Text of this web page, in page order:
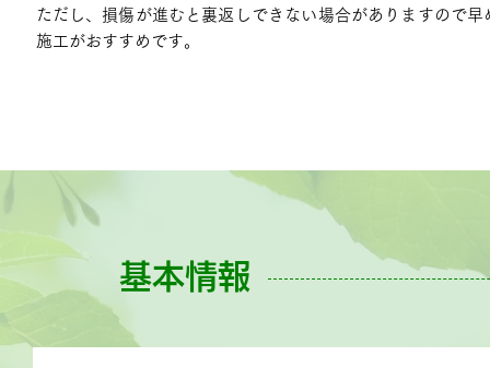
ただし、損傷が進むと裏返しできない場合がありますので早
施工がおすすめです。
基本情報